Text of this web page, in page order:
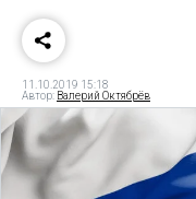
11.10.2019 15:18
Автор: Валерий Октябрёв